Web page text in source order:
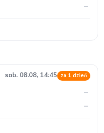
–
sob. 08.08, 14:45 za 1 dzień
–
–